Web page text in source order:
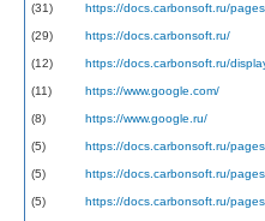
(31) https://docs.carbonsoft.ru/
(29) https://docs.carbonsoft.ru/
(12) https://docs.carbonsoft.ru/
(11) https://www.google.com/
(8) https://www.google.ru/
(5) https://docs.carbonsoft.ru/
(5) https://docs.carbonsoft.ru/
(5) https://docs.carbonsoft.ru/